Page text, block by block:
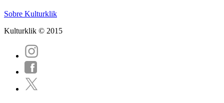
Sobre Kulturklik
Kulturklik © 2015